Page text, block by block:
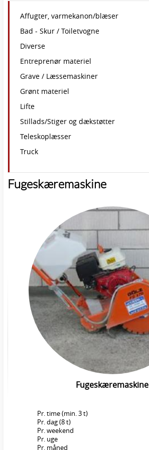
Affugter, varmekanon/blæser
Bad - Skur / Toiletvogne
Diverse
Entreprenør materiel
Grave / Læssemaskiner
Grønt materiel
Lifte
Stillads/Stiger og dækstøtter
Teleskoplæsser
Truck
Fugeskæremaskine
Fugeskæremaskine
Pr. time (min. 3 t)
Pr. dag (8 t)
Pr. weekend
Pr. uge
Pr. måned